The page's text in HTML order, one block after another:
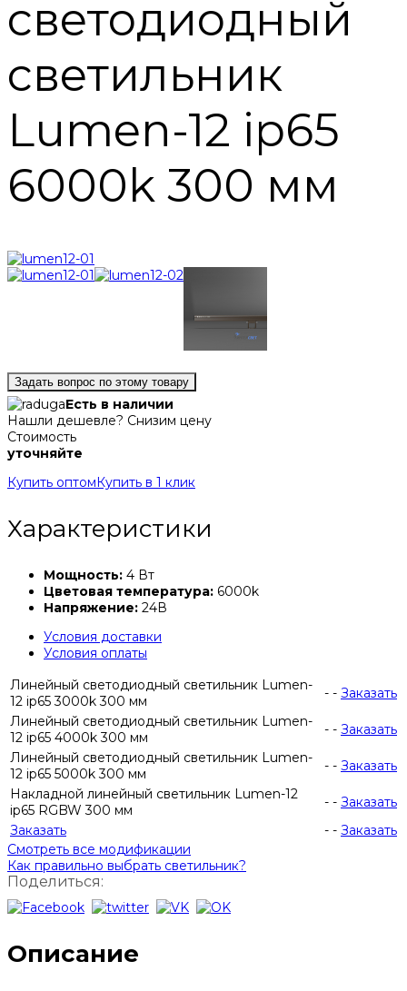
светодиодный
светильник
Lumen-12 ip65
6000k 300 мм
Задать вопрос по этому товару
Есть в наличии
Нашли дешевле? Снизим цену
Стоимость
уточняйте
Купить оптом Купить в 1 клик
Характеристики
Мощность: 4 Вт
Цветовая температура: 6000k
Напряжение: 24В
Условия доставки
Условия оплаты
Линейный светодиодный светильник Lumen-
12 ip65 3000k 300 мм
- - Заказать
Линейный светодиодный светильник Lumen-
12 ip65 4000k 300 мм
- - Заказать
Линейный светодиодный светильник Lumen-
12 ip65 5000k 300 мм
- - Заказать
Накладной линейный светильник Lumen-12
ip65 RGBW 300 мм
- - Заказать
Заказать
- - Заказать
Смотреть все модификации
Как правильно выбрать светильник?
Поделиться:
Описание